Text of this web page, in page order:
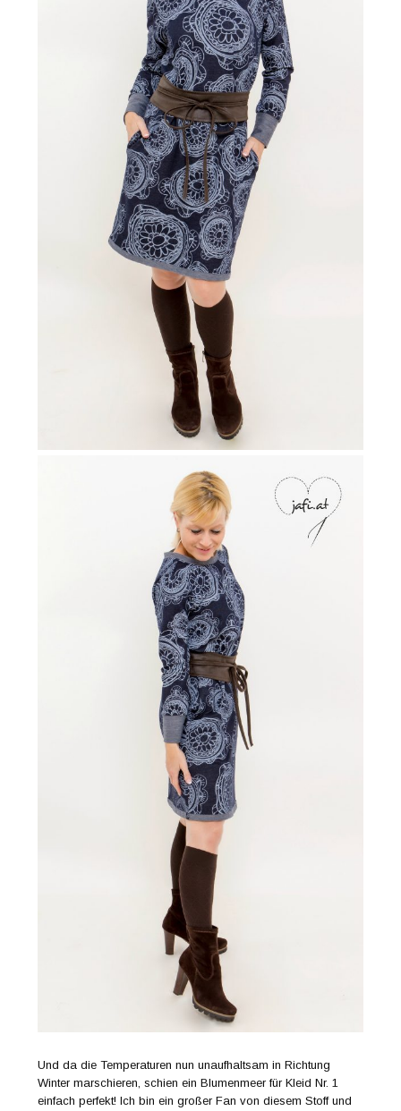
Und da die Temperaturen nun unaufhaltsam in Richtung
Winter marschieren, schien ein Blumenmeer für Kleid Nr. 1
einfach perfekt! Ich bin ein großer Fan von diesem Stoff und